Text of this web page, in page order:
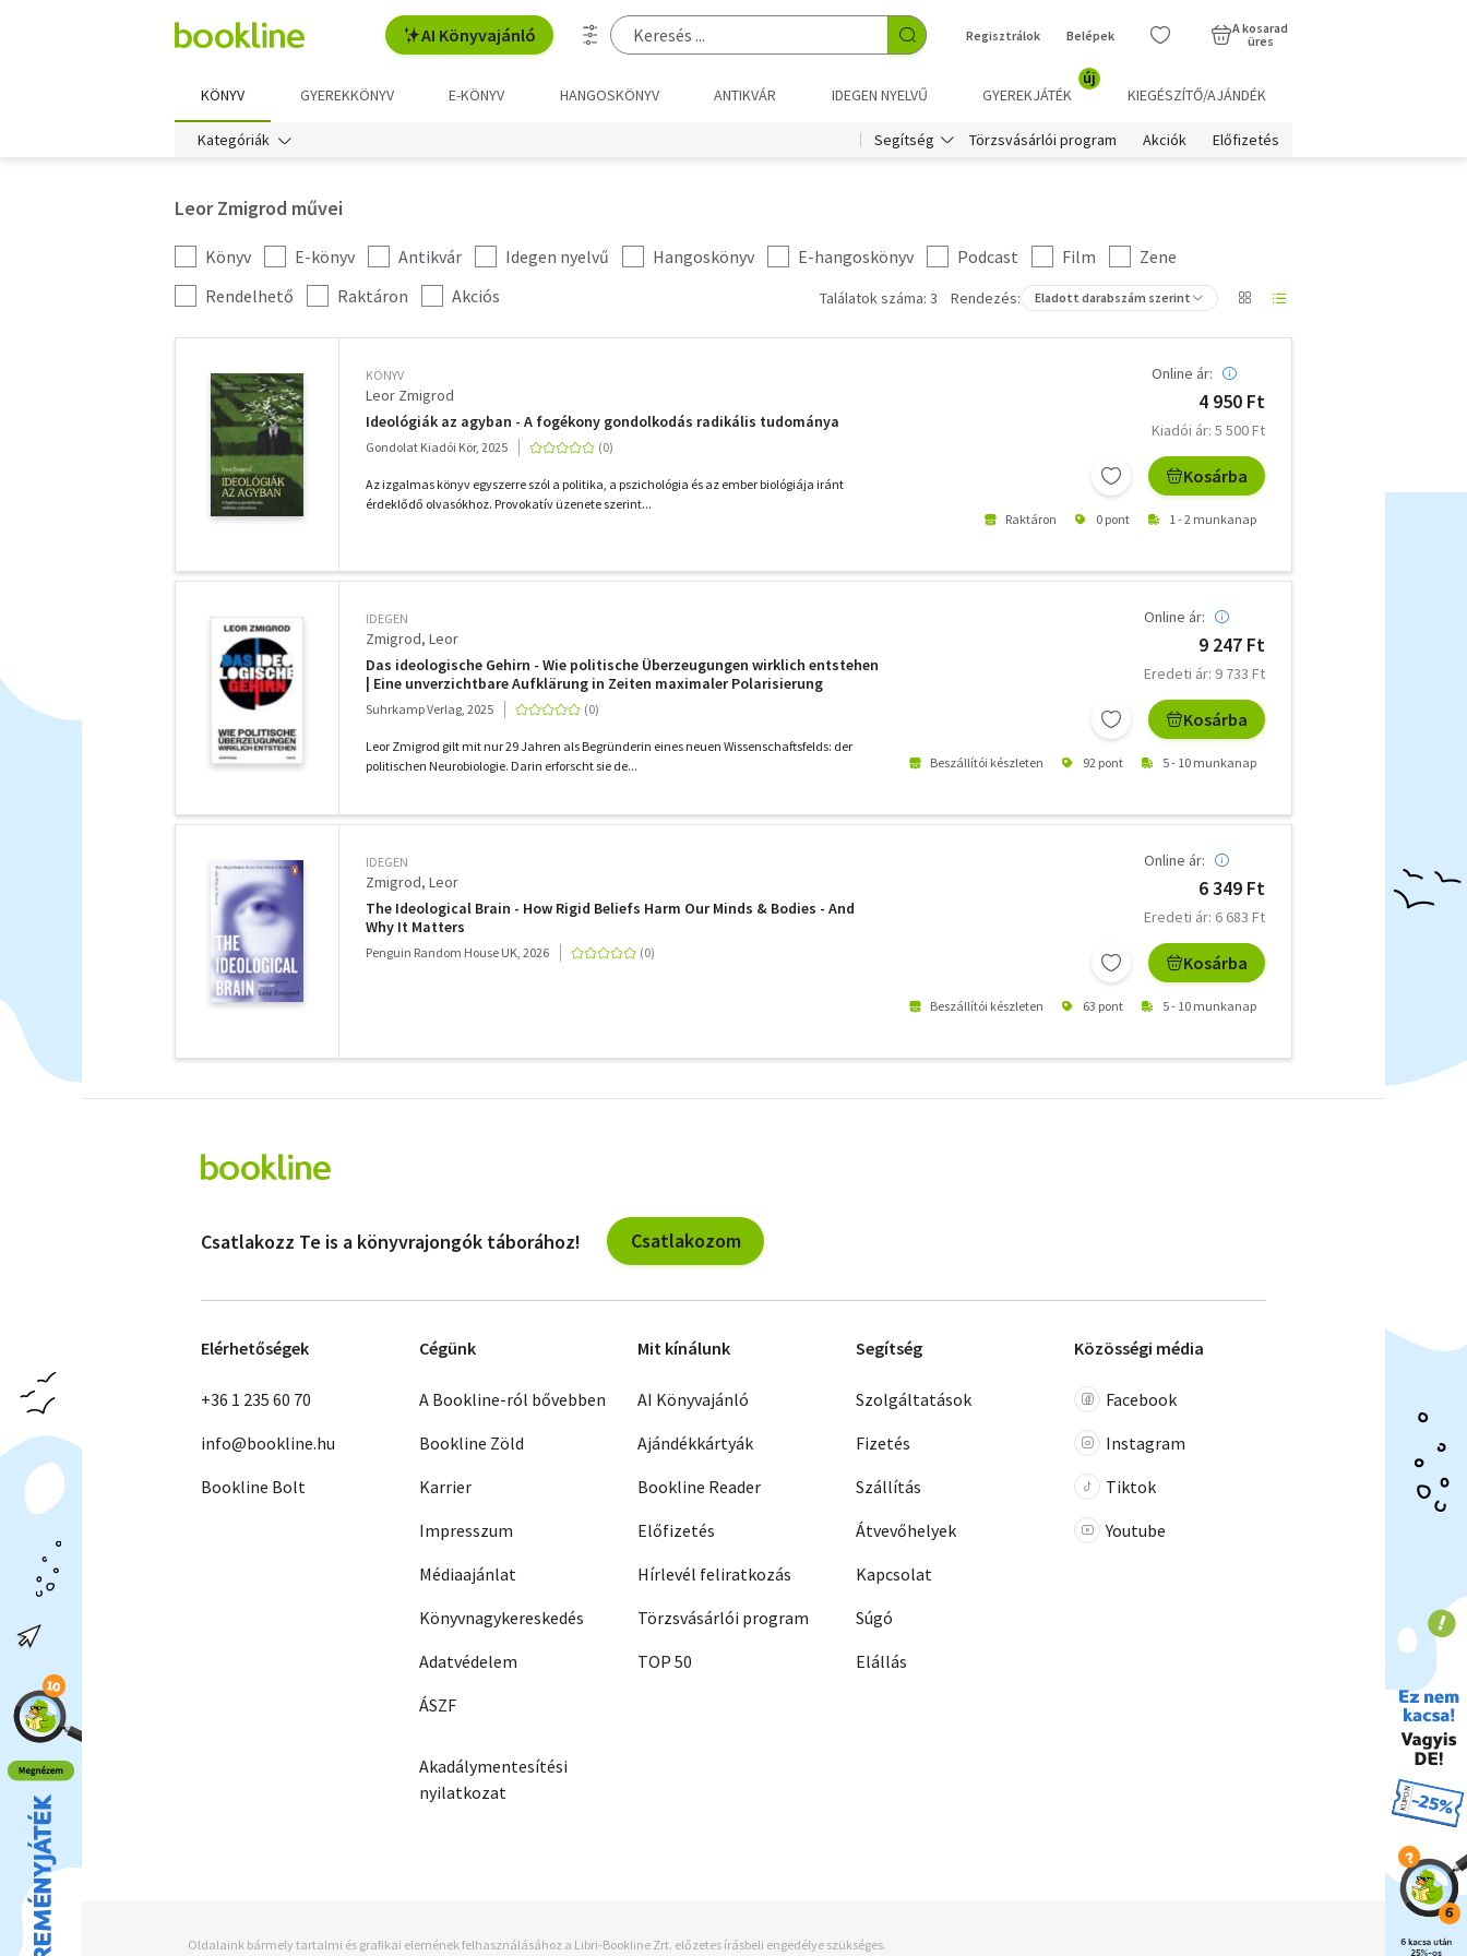
AI Könyvajánló Regisztrálok Belépek
A kosarad
üres
KÖNYV GYEREKKÖNYV E-KÖNYV HANGOSKÖNYV ANTIKVÁR IDEGEN NYELVŰ GYEREKJÁTÉK
új
KIEGÉSZÍTŐ/AJÁNDÉK
Kategóriák Segítség Törzsvásárlói program Akciók Előfizetés
Leor Zmigrod művei
Kategória
szűrés
Könyv E-könyv Antikvár Idegen nyelvű Hangoskönyv E-hangoskönyv Podcast Film
Zene
További
szűrők
Rendelhető Raktáron Akciós Találatok száma: 3 Rendezés: Eladott darabszám szerint
KÖNYV
Leor Zmigrod
Ideológiák az agyban - A fogékony gondolkodás radikális tudománya
Gondolat Kiadói Kör, 2025
Az izgalmas könyv egyszerre szól a politika, a pszichológia és az ember biológiája iránt
érdeklődő olvasókhoz. Provokatív üzenete szerint...
Online ár:
4 950 Ft
Kiadói ár: 5 500 Ft
Kosárba
Raktáron 0 pont 1 - 2 munkanap
IDEGEN
Zmigrod, Leor
Das ideologische Gehirn - Wie politische Überzeugungen wirklich entstehen
| Eine unverzichtbare Aufklärung in Zeiten maximaler Polarisierung
Suhrkamp Verlag, 2025
Leor Zmigrod gilt mit nur 29 Jahren als Begründerin eines neuen Wissenschaftsfelds: der
politischen Neurobiologie. Darin erforscht sie de...
Online ár:
9 247 Ft
Eredeti ár: 9 733 Ft
Kosárba
Beszállítói készleten 92 pont 5 - 10 munkanap
IDEGEN
Zmigrod, Leor
The Ideological Brain - How Rigid Beliefs Harm Our Minds & Bodies - And
Why It Matters
Penguin Random House UK, 2026
Online ár:
6 349 Ft
Eredeti ár: 6 683 Ft
Kosárba
Beszállítói készleten 63 pont 5 - 10 munkanap
szűrők
Csatlakozz Te is a könyvrajongók táborához! Csatlakozom
Elérhetőségek
+36 1 235 60 70
info@bookline.hu
Bookline Bolt
Cégünk
A Bookline-ról bővebben
Bookline Zöld
Karrier
Impresszum
Médiaajánlat
Könyvnagykereskedés
Adatvédelem
ÁSZF
Akadálymentesítési
nyilatkozat
Mit kínálunk
AI Könyvajánló
Ajándékkártyák
Bookline Reader
Előfizetés
Hírlevél feliratkozás
Törzsvásárlói program
TOP 50
Segítség
Szolgáltatások
Fizetés
Szállítás
Átvevőhelyek
Kapcsolat
Súgó
Elállás
Közösségi média
Facebook
Instagram
Tiktok
Youtube
Oldalaink bármely tartalmi és grafikai elemének felhasználásához a Libri-Bookline Zrt. előzetes írásbeli engedélye szükséges.